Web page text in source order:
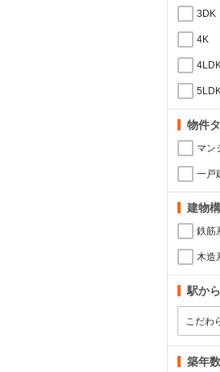
3DK
4K
4LDK
物件
マン
一戸
建物
鉄筋
木造
駅か
築年数